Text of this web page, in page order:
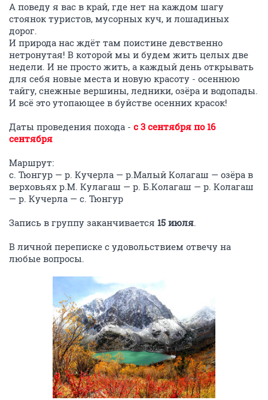
А поведу я вас в край, где нет на каждом шагу
стоянок туристов, мусорных куч, и лошадиных
дорог.
И природа нас ждёт там поистине девственно
нетронутая! В которой мы и будем жить целых две
недели. И не просто жить, а каждый день открывать
для себя новые места и новую красоту - осеннюю
тайгу, снежные вершины, ледники, озёра и водопады.
И всё это утопающее в буйстве осенних красок!
Даты проведения похода - с 3 сентября по 16
сентября
Маршрут:
с. Тюнгур — р. Кучерла — р.Малый Колагаш — озёра в
верховьях р.М. Кулагаш — р. Б.Колагаш — р. Колагаш
— р. Кучерла — с. Тюнгур
Запись в группу заканчивается 15 июля.
В личной переписке с удовольствием отвечу на
любые вопросы.